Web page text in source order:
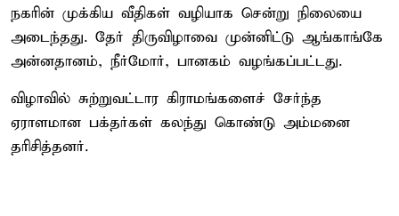
நகரின் முக்கிய வீதிகள் வழியாக சென்று நிலையை
அடைந்தது. தேர் திருவிழாவை முன்னிட்டு ஆங்காங்கே
அன்னதானம், நீர்மோர், பானகம் வழங்கப்பட்டது.
விழாவில் சுற்றுவட்டார கிராமங்களைச் சேர்ந்த
ஏராளமான பக்தர்கள் கலந்து கொண்டு அம்மனை
தரிசித்தனர்.